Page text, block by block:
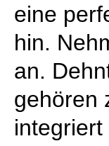
eine
hin.
an.
gehören